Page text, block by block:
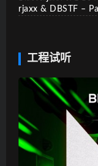
rjaxx & DBSTF –
工程试听